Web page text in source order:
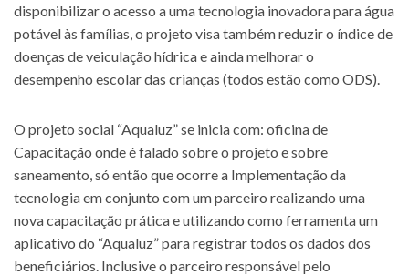
disponibilizar o acesso a uma tecnologia inovadora para água
potável às famílias, o projeto visa também reduzir o índice de
doenças de veiculação hídrica e ainda melhorar o
desempenho escolar das crianças (todos estão como ODS).
O projeto social “Aqualuz” se inicia com: oficina de
Capacitação onde é falado sobre o projeto e sobre
saneamento, só então que ocorre a Implementação da
tecnologia em conjunto com um parceiro realizando uma
nova capacitação prática e utilizando como ferramenta um
aplicativo do “Aqualuz” para registrar todos os dados dos
beneficiários. Inclusive o parceiro responsável pelo